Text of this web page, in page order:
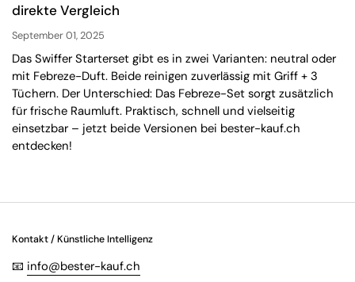
direkte Vergleich
September 01, 2025
Das Swiffer Starterset gibt es in zwei Varianten: neutral oder
mit Febreze-Duft. Beide reinigen zuverlässig mit Griff + 3
Tüchern. Der Unterschied: Das Febreze-Set sorgt zusätzlich
für frische Raumluft. Praktisch, schnell und vielseitig
einsetzbar – jetzt beide Versionen bei bester-kauf.ch
entdecken!
Kontakt / Künstliche Intelligenz
📧 info@bester-kauf.ch